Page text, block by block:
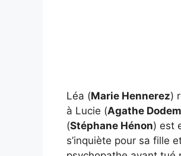
Léa (Marie Hennerez)
à Lucie (Agathe
(Stéphane Hénon) est
s’inquiète pour sa fille